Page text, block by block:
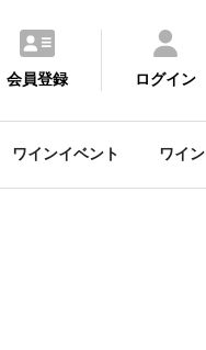
会員登録 ログイン
ワインイベント ワイン